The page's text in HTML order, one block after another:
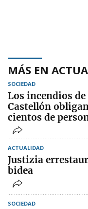
MÁS EN
SOCIEDAD
Los incendios de
Castellón
cientos de
ACTUALIDAD
Justizia
bidea
SOCIEDAD